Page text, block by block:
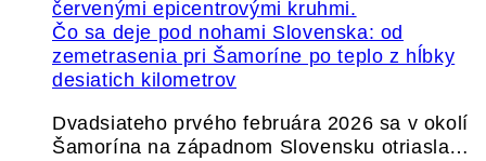
Čo sa deje pod nohami Slovenska: od
zemetrasenia pri Šamoríne po teplo z hĺbky
desiatich kilometrov
Dvadsiateho prvého februára 2026 sa v okolí
Šamorína na západnom Slovensku otriasla…